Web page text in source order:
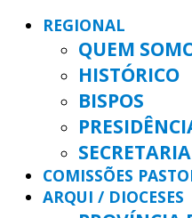
REGIONAL
QUEM
HISTÓRICO
BISPOS
COMISSÕES
ARQUI / DIOCESES